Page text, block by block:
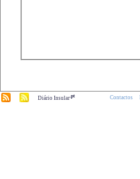
Diário Insular.pt Contactos